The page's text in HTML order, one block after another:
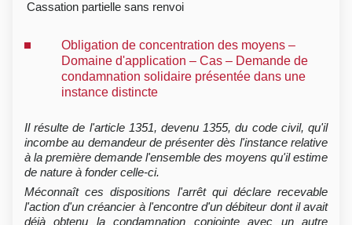
Cassation partielle sans renvoi
Obligation de concentration des moyens –
Domaine d'application – Cas – Demande de
condamnation solidaire présentée dans une
instance distincte
Il résulte de l'article 1351, devenu 1355, du code civil, qu'il
incombe au demandeur de présenter dès l'instance relative
à la première demande l'ensemble des moyens qu'il estime
de nature à fonder celle-ci.
Méconnaît ces dispositions l'arrêt qui déclare recevable
l'action d'un créancier à l'encontre d'un débiteur dont il avait
déjà obtenu la condamnation conjointe avec un autre